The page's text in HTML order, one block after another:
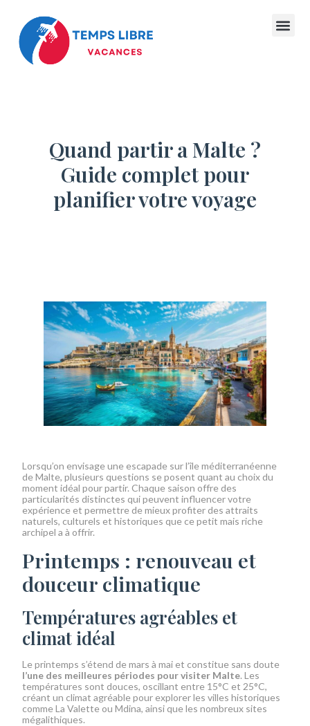
Quand partir a Malte ?
Guide complet pour
planifier votre voyage
Lorsqu’on envisage une escapade sur l’île méditerranéenne
de Malte, plusieurs questions se posent quant au choix du
moment idéal pour partir. Chaque saison offre des
particularités distinctes qui peuvent influencer votre
expérience et permettre de mieux profiter des attraits
naturels, culturels et historiques que ce petit mais riche
archipel a à offrir.
Printemps : renouveau et
douceur climatique
Températures agréables et
climat idéal
Le printemps s’étend de mars à mai et constitue sans doute
l’une des meilleures périodes pour visiter Malte. Les
températures sont douces, oscillant entre 15°C et 25°C,
créant un climat agréable pour explorer les villes historiques
comme La Valette ou Mdina, ainsi que les nombreux sites
mégalithiques.